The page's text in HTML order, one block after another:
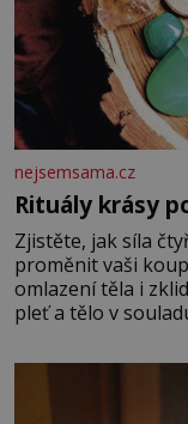
nejsemsama.cz
Rituály krásy
Zjistěte, jak síla
proměnit vaši
omlazení těla i
pleť a tělo v
povaze, ale i v
Ženy narozené ve
nesou žár, odvahu